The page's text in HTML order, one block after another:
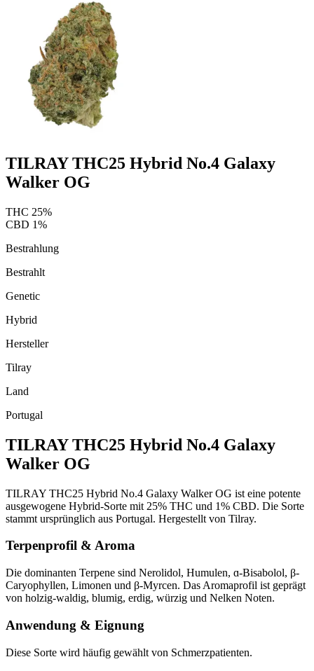
TILRAY THC25 Hybrid No.4 Galaxy
Walker OG
THC 25%
CBD 1%
Bestrahlung
Bestrahlt
Genetic
Hybrid
Hersteller
Tilray
Land
Portugal
TILRAY THC25 Hybrid No.4 Galaxy
Walker OG
TILRAY THC25 Hybrid No.4 Galaxy Walker OG ist eine potente
ausgewogene Hybrid-Sorte mit 25% THC und 1% CBD. Die Sorte
stammt ursprünglich aus Portugal. Hergestellt von Tilray.
Terpenprofil & Aroma
Die dominanten Terpene sind Nerolidol, Humulen, ɑ-Bisabolol, β-
Caryophyllen, Limonen und β-Myrcen. Das Aromaprofil ist geprägt
von holzig-waldig, blumig, erdig, würzig und Nelken Noten.
Anwendung & Eignung
Diese Sorte wird häufig gewählt von Schmerzpatienten.